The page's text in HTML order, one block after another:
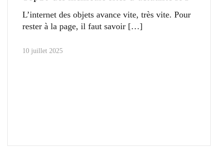
L’internet des objets avance vite, très vite. Pour
rester à la page, il faut savoir
10 juillet 2025